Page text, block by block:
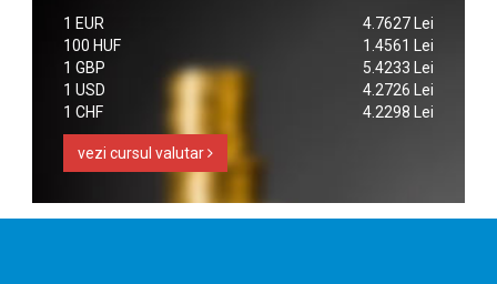
1 EUR
4.7627 Lei
100 HUF
1.4561 Lei
1 GBP
5.4233 Lei
1 USD
4.2726 Lei
1 CHF
4.2298 Lei
vezi cursul valutar